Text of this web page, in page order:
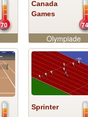
70
Canada
Games
74
Olympiade
Sprinter